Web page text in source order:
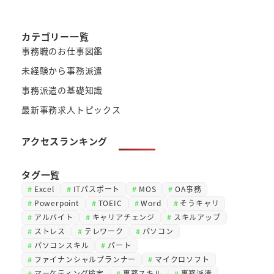
カテゴリー一覧
事務職のお仕事図鑑
未経験から事務派遣
事務派遣の基礎知識
最新事務求人トピックス
アクセスランキング
タグ一覧
Excel ITパスポート MOS
OA事務
Powerpoint
TOEIC Word
そうキャリ
アルバイト
キャリアチェンジ
スキルアップ
ストレス
テレワーク
パソコン
パソコンスキル
パート
ファイナンシャルプランナー
マイクロソフト